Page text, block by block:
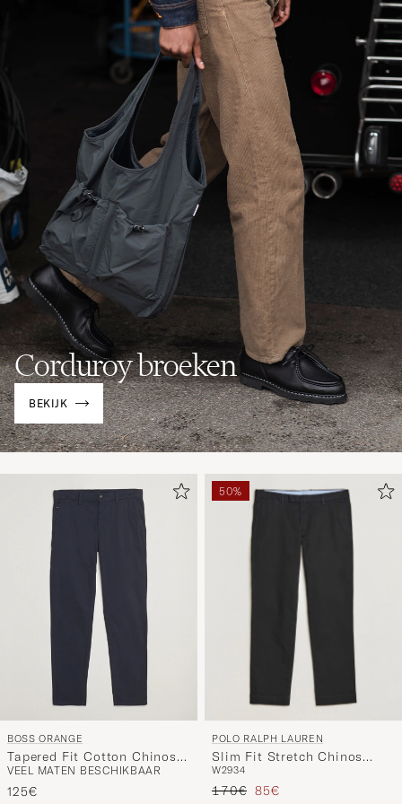
BOSS ORANGE
Tapered Fit Cotton Chinos
Dark Blue
VEEL MATEN BESCHIKBAAR
125€
50%
POLO RALPH LAUREN
Slim Fit Stretch Chinos
Black
W2934
Reguliere prijs
170€ Verlaagd prijs
85€
Corduroy broeken
BEKIJK